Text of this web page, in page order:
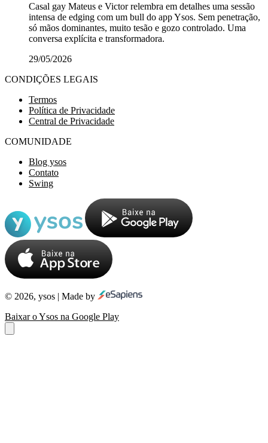
Casal gay Mateus e Victor relembra em detalhes uma sessão
intensa de edging com um bull do app Ysos. Sem penetração,
só mãos dominantes, muito tesão e gozo controlado. Uma
conversa explícita e transformadora.
29/05/2026
CONDIÇÕES LEGAIS
Termos
Política de Privacidade
Central de Privacidade
COMUNIDADE
Blog ysos
Contato
Swing
© 2026, ysos | Made by
Baixar o Ysos na Google Play